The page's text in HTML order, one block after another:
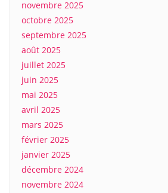
novembre 2025
octobre 2025
septembre 2025
août 2025
juillet 2025
juin 2025
mai 2025
avril 2025
mars 2025
février 2025
janvier 2025
décembre 2024
novembre 2024